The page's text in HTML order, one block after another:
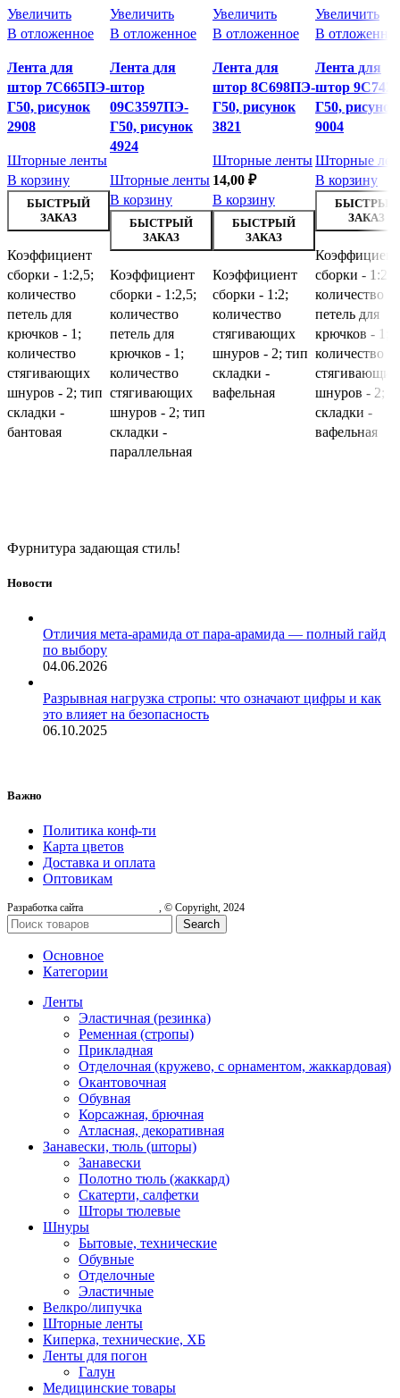
Увеличить
В отложенное
Лента для
штор 7С665ПЭ-
Г50, рисунок
2908
Шторные ленты
В корзину
БЫСТРЫЙ
ЗАКАЗ
Коэффициент
сборки - 1:2,5;
количество
петель для
крючков - 1;
количество
стягивающих
шнуров - 2; тип
складки -
бантовая
Увеличить
В отложенное
Лента для
штор
09С3597ПЭ-
Г50, рисунок
4924
Шторные ленты
В корзину
БЫСТРЫЙ
ЗАКАЗ
Коэффициент
сборки - 1:2,5;
количество
петель для
крючков - 1;
количество
стягивающих
шнуров - 2; тип
складки -
параллельная
Увеличить
В отложенное
Лента для
штор 8С698ПЭ-
Г50, рисунок
3821
Шторные ленты
14,00 ₽
В корзину
БЫСТРЫЙ
ЗАКАЗ
Коэффициент
сборки - 1:2;
количество
стягивающих
шнуров - 2; тип
складки -
вафельная
Увеличить
В
Лента для
штор
Г50, рисунок
9004
Шторные
В корзину
БЫСТРЫЙ
ЗАКАЗ
Коэффициент
сборки -
количество
петель для
крючков - 1;
количество
стягивающих
шнуров - 2;
складки -
вафельная
Фурнитура задающая стиль!
Новости
Отличия мета-арамида от пара-арамида — полный гайд
по выбору
04.06.2026
Разрывная нагрузка стропы: что означают цифры и как
это влияет на безопасность
06.10.2025
Важно
Политика конф-ти
Карта цветов
Доставка и оплата
Оптовикам
Разработка сайта , © Copyright, 2024
Search
Основное
Категории
Ленты
Эластичная (резинка)
Ременная (стропы)
Прикладная
Отделочная (кружево, с орнаментом, жаккардовая)
Окантовочная
Обувная
Корсажная, брючная
Атласная, декоративная
Занавески, тюль (шторы)
Занавески
Полотно тюль (жаккард)
Скатерти, салфетки
Шторы тюлевые
Шнуры
Бытовые, технические
Обувные
Отделочные
Эластичные
Велкро/липучка
Шторные ленты
Киперка, технические, ХБ
Ленты для погон
Галун
Медицинские товары